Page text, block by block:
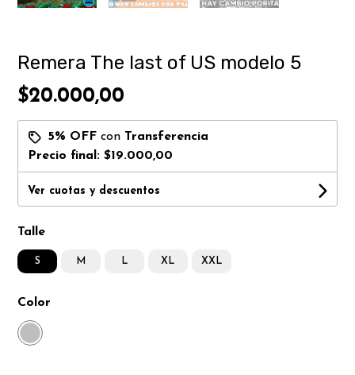
Remera The last of US modelo 5
$20.000,00
5% OFF con Transferencia
Precio final:$19.000,00
Ver cuotas y descuentos
Talle
S M L XL XXL
Color